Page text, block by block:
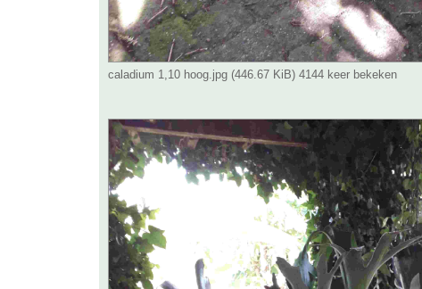
caladium 1,10 hoog.jpg (446.67 KiB) 4144 keer bekeken